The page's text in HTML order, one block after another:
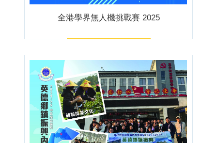
全港學界無人機挑戰賽 2025